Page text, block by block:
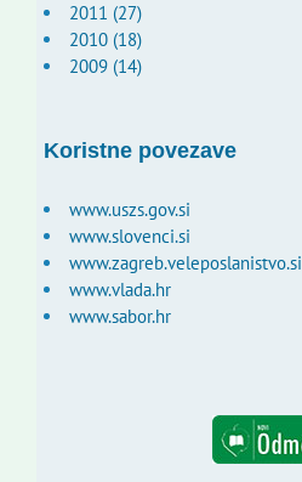
2011 (27)
2010 (18)
2009 (14)
Koristne povezave
www.uszs.gov.si
www.slovenci.si
www.zagreb.veleposlanistvo.si
www.vlada.hr
www.sabor.hr